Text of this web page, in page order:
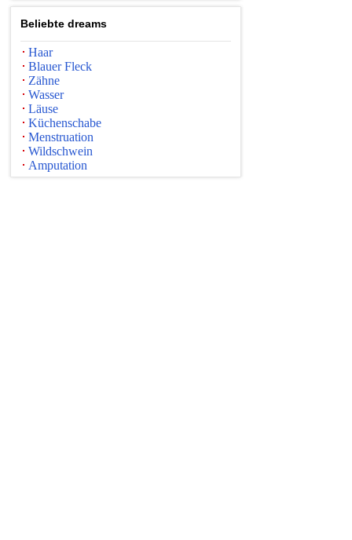
Beliebte dreams
Haar
Blauer Fleck
Zähne
Wasser
Läuse
Küchenschabe
Menstruation
Wildschwein
Amputation